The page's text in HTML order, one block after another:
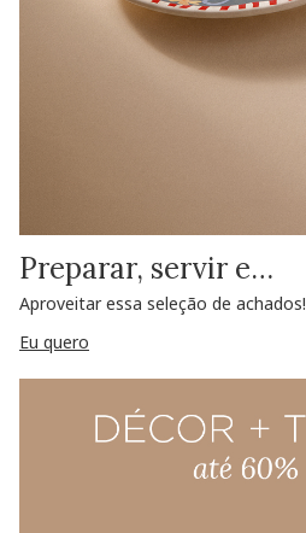
Preparar, servir e…
Aproveitar essa seleção de achados!
Eu quero